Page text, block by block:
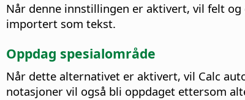
Når denne innstillingen er aktivert, vil felt
importert som tekst.
Oppdag spesialområde
Når dette alternativet er aktivert, vil Calc
notasjoner vil også bli oppdaget ettersom